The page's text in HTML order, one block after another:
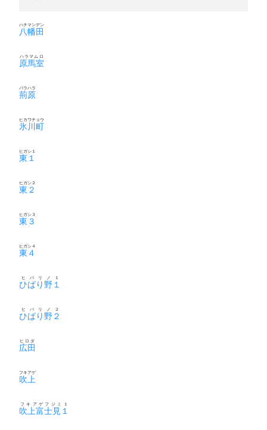
八幡田
ハチマンデン
原馬室
ハラマムロ
荊原
バラハラ
氷川町
ヒカワチョウ
東１
ヒガシ１
東２
ヒガシ２
東３
ヒガシ３
東４
ヒガシ４
ひばり野１
ヒバリノ１
ひばり野２
ヒバリノ２
広田
ヒロダ
吹上
フキアゲ
吹上富士見１
フキアゲフジミ１